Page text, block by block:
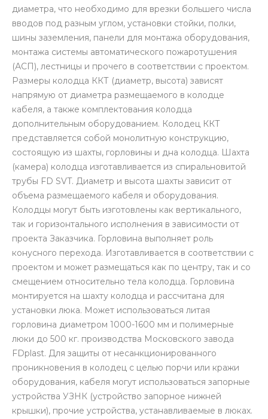
диаметра, что необходимо для врезки большего числа
вводов под разным углом, установки стойки, полки,
шины заземления, панели для монтажа оборудования,
монтажа системы автоматического пожаротушения
(АСП), лестницы и прочего в соответствии с проектом.
Размеры колодца ККТ (диаметр, высота) зависят
напрямую от диаметра размещаемого в колодце
кабеля, а также комплектования колодца
дополнительным оборудованием. Колодец ККТ
представляется собой монолитную конструкцию,
состоящую из шахты, горловины и дна колодца. Шахта
(камера) колодца изготавливается из спиральновитой
трубы FD SVT. Диаметр и высота шахты зависит от
объема размещаемого кабеля и оборудования.
Колодцы могут быть изготовлены как вертикального,
так и горизонтального исполнения в зависимости от
проекта Заказчика. Горловина выполняет роль
конусного перехода. Изготавливается в соответствии с
проектом и может размещаться как по центру, так и со
смещением относительно тела колодца. Горловина
монтируется на шахту колодца и рассчитана для
установки люка. Может использоваться литая
горловина диаметром 1000-1600 мм и полимерные
люки до 500 кг. производства Московского завода
FDplast. Для защиты от несанкционированного
проникновения в колодец с целью порчи или кражи
оборудования, кабеля могут использоваться запорные
устройства УЗНК (устройство запорное нижней
крышки), прочие устройства, устанавливаемые в люках.